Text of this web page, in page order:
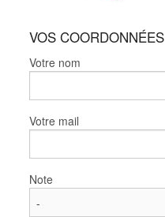
VOS COORDONNÉES
Votre nom
Votre mail
Note